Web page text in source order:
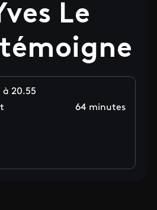
Le
à 20.55
64 minutes